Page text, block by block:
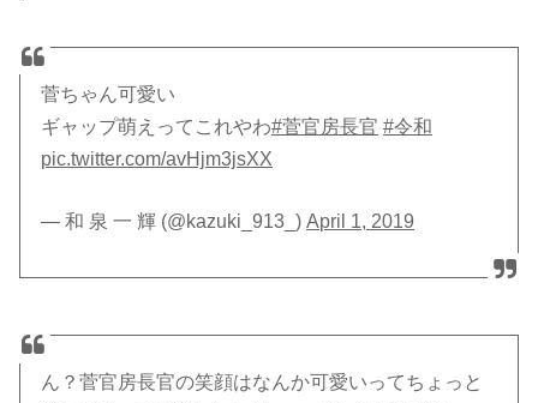
菅ちゃん可愛い
ギャップ萌えってこれやわ#菅官房長官 #令和
pic.twitter.com/avHjm3jsXX
— 和 泉 一 輝 (@kazuki_913_)April 1, 2019
ん？菅官房長官の笑顔はなんか可愛いってちょっと